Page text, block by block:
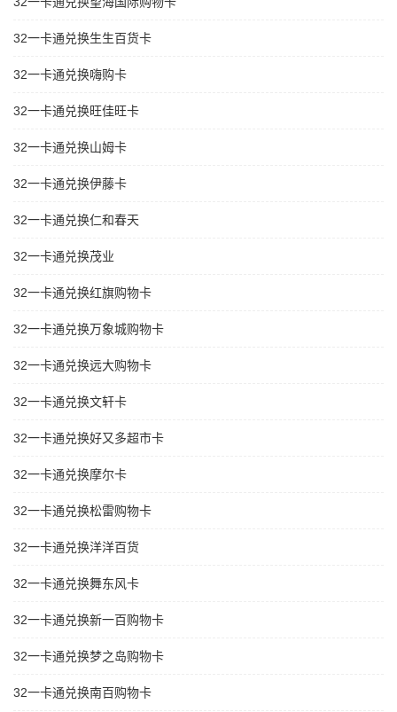
32一卡通兑换生生百货卡
32一卡通兑换嗨购卡
32一卡通兑换旺佳旺卡
32一卡通兑换山姆卡
32一卡通兑换伊藤卡
32一卡通兑换仁和春天
32一卡通兑换茂业
32一卡通兑换红旗购物卡
32一卡通兑换万象城购物卡
32一卡通兑换远大购物卡
32一卡通兑换文轩卡
32一卡通兑换好又多超市卡
32一卡通兑换摩尔卡
32一卡通兑换松雷购物卡
32一卡通兑换洋洋百货
32一卡通兑换舞东风卡
32一卡通兑换新一百购物卡
32一卡通兑换梦之岛购物卡
32一卡通兑换南百购物卡